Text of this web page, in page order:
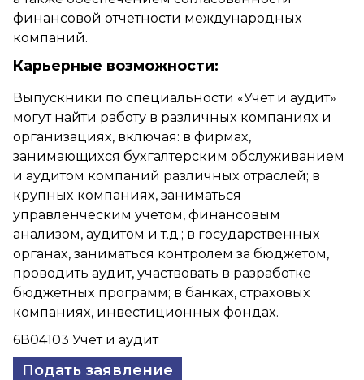
финансовой отчетности международных
компаний.
Карьерные возможности:
Выпускники по специальности «Учет и аудит»
могут найти работу в различных компаниях и
организациях, включая: в фирмах,
занимающихся бухгалтерским обслуживанием
и аудитом компаний различных отраслей; в
крупных компаниях, заниматься
управленческим учетом, финансовым
анализом, аудитом и т.д.; в государственных
органах, заниматься контролем за бюджетом,
проводить аудит, участвовать в разработке
бюджетных программ; в банках, страховых
компаниях, инвестиционных фондах.
6В04103 Учет и аудит
Подать заявление